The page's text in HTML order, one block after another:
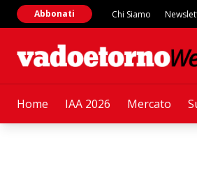
Home IAA 2026 Mercato
Abbonati Chi Siamo